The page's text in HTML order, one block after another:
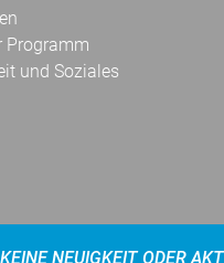
Programm
und Soziales
NEUIGKEIT ODER